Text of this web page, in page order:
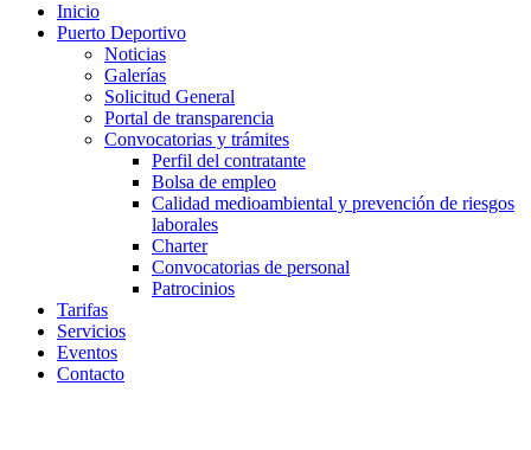
Inicio
Puerto Deportivo
Noticias
Galerías
Solicitud General
Portal de transparencia
Convocatorias y trámites
Perfil del contratante
Bolsa de empleo
Calidad medioambiental y prevención de riesgos
laborales
Charter
Convocatorias de personal
Patrocinios
Tarifas
Servicios
Eventos
Contacto